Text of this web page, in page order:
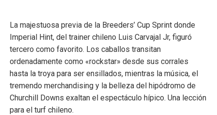
La majestuosa previa de la Breeders’ Cup Sprint donde
Imperial Hint, del trainer chileno Luis Carvajal Jr, figuró
tercero como favorito. Los caballos transitan
ordenadamente como «rockstar» desde sus corrales
hasta la troya para ser ensillados, mientras la música, el
tremendo merchandising y la belleza del hipódromo de
Churchill Downs exaltan el espectáculo hípico. Una lección
para el turf chileno.